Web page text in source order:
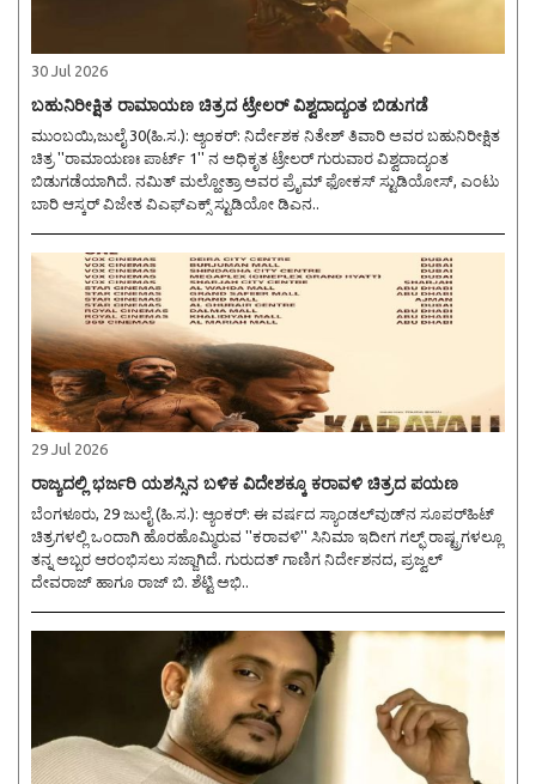
30 Jul 2026
ಬಹುನಿರೀಕ್ಷಿತ ರಾಮಾಯಣ ಚಿತ್ರದ ಟ್ರೇಲರ್ ವಿಶ್ವದಾದ್ಯಂತ ಬಿಡುಗಡೆ
ಮುಂಬಯಿ,ಜುಲೈ 30(ಹಿ.ಸ.): ಆ್ಯಂಕರ್: ನಿರ್ದೇಶಕ ನಿತೇಶ್ ತಿವಾರಿ ಅವರ ಬಹುನಿರೀಕ್ಷಿತ
ಚಿತ್ರ ''ರಾಮಾಯಣಃ ಪಾರ್ಟ್ 1'' ನ ಅಧಿಕೃತ ಟ್ರೇಲರ್ ಗುರುವಾರ ವಿಶ್ವದಾದ್ಯಂತ
ಬಿಡುಗಡೆಯಾಗಿದೆ. ನಮಿತ್ ಮಲ್ಹೋತ್ರಾ ಅವರ ಪ್ರೈಮ್ ಫೋಕಸ್ ಸ್ಟುಡಿಯೋಸ್, ಎಂಟು
ಬಾರಿ ಆಸ್ಕರ್ ವಿಜೇತ ವಿಎಫ್ಎಕ್ಸ್ ಸ್ಟುಡಿಯೋ ಡಿಎನ..
29 Jul 2026
ರಾಜ್ಯದಲ್ಲಿ ಭರ್ಜರಿ ಯಶಸ್ಸಿನ ಬಳಿಕ ವಿದೇಶಕ್ಕೂ ಕರಾವಳಿ ಚಿತ್ರದ ಪಯಣ
ಬೆಂಗಳೂರು, 29 ಜುಲೈ (ಹಿ.ಸ.): ಆ್ಯಂಕರ್: ಈ ವರ್ಷದ ಸ್ಯಾಂಡಲ್‌ವುಡ್‌ನ ಸೂಪರ್‌ಹಿಟ್
ಚಿತ್ರಗಳಲ್ಲಿ ಒಂದಾಗಿ ಹೊರಹೊಮ್ಮಿರುವ ''ಕರಾವಳಿ'' ಸಿನಿಮಾ ಇದೀಗ ಗಲ್ಫ್‌ ರಾಷ್ಟ್ರಗಳಲ್ಲೂ
ತನ್ನ ಅಬ್ಬರ ಆರಂಭಿಸಲು ಸಜ್ಜಾಗಿದೆ. ಗುರುದತ್ ಗಾಣಿಗ ನಿರ್ದೇಶನದ, ಪ್ರಜ್ವಲ್
ದೇವರಾಜ್ ಹಾಗೂ ರಾಜ್ ಬಿ. ಶೆಟ್ಟಿ ಅಭಿ..